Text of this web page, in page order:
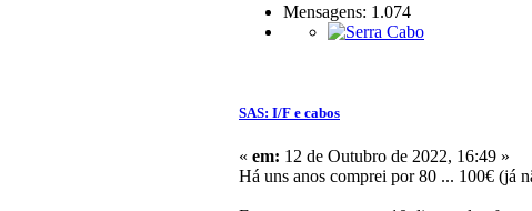
Mensagens: 1.074
SAS: I/F e cabos
« em: 12 de Outubro de 2022, 16:49 »
Há uns anos comprei por 80 ... 100€ (já